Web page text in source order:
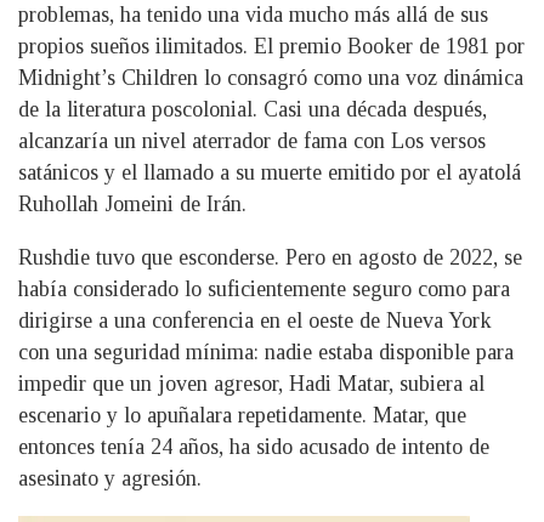
problemas, ha tenido una vida mucho más allá de sus
propios sueños ilimitados. El premio Booker de 1981 por
Midnight’s Children lo consagró como una voz dinámica
de la literatura poscolonial. Casi una década después,
alcanzaría un nivel aterrador de fama con Los versos
satánicos y el llamado a su muerte emitido por el ayatolá
Ruhollah Jomeini de Irán.
Rushdie tuvo que esconderse. Pero en agosto de 2022, se
había considerado lo suficientemente seguro como para
dirigirse a una conferencia en el oeste de Nueva York
con una seguridad mínima: nadie estaba disponible para
impedir que un joven agresor, Hadi Matar, subiera al
escenario y lo apuñalara repetidamente. Matar, que
entonces tenía 24 años, ha sido acusado de intento de
asesinato y agresión.